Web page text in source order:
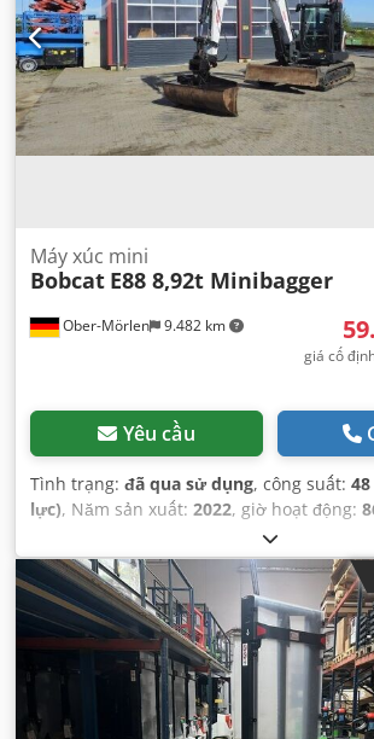
Ober-Mörlen 9.482 km
Máy xúc mini
Bobcat E88 8,92t Minibagger
giá cố
Yêu cầu
Tình trạng: đã qua sử dụng, công suất:
lực), Năm sản xuất: 2022, giờ hoạt động: